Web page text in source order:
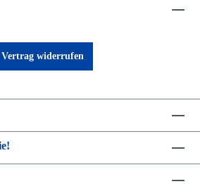
Vertrag widerrufen